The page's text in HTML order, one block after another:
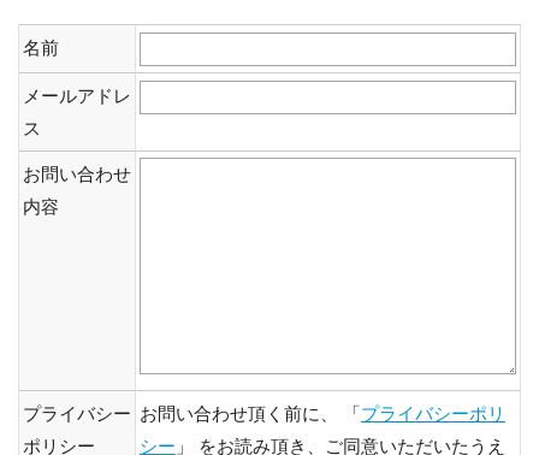
名前
メールアドレ
ス
お問い合わせ
内容
プライバシー
ポリシー
お問い合わせ頂く前に、 「プライバシーポリ
シー 」 をお読み頂き、ご同意いただいたうえ